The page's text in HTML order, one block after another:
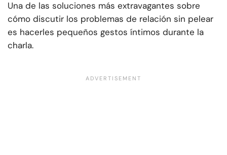
Una de las soluciones más extravagantes sobre
cómo discutir los problemas de relación sin pelear
es hacerles pequeños gestos íntimos durante la
charla.